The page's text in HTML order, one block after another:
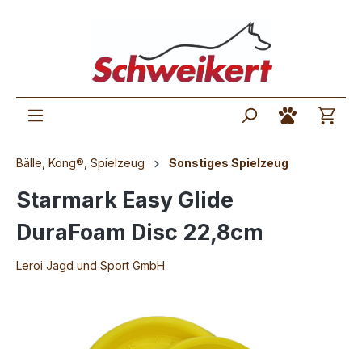
Bälle, Kong®, Spielzeug Sonstiges Spielzeug
Starmark Easy Glide
DuraFoam Disc 22,8cm
Leroi Jagd und Sport GmbH